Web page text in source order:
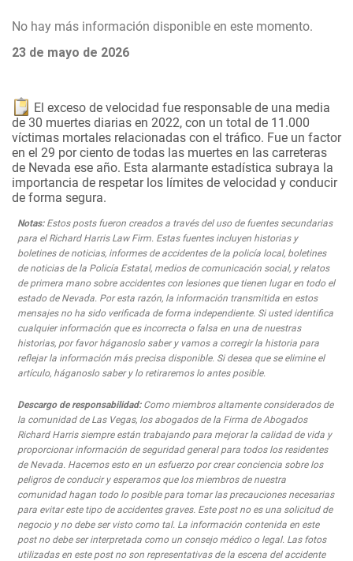
No hay más información disponible en este momento.
23 de mayo de 2026
El exceso de velocidad fue responsable de una media
de 30 muertes diarias en 2022, con un total de 11.000
víctimas mortales relacionadas con el tráfico. Fue un factor
en el 29 por ciento de todas las muertes en las carreteras
de Nevada ese año. Esta alarmante estadística subraya la
importancia de respetar los límites de velocidad y conducir
de forma segura.
Notas:Estos posts fueron creados a través del uso de fuentes secundarias
para el Richard Harris Law Firm. Estas fuentes incluyen historias y
boletines de noticias, informes de accidentes de la policía local, boletines
de noticias de la Policía Estatal, medios de comunicación social, y relatos
de primera mano sobre accidentes con lesiones que tienen lugar en todo el
estado de Nevada. Por esta razón, la información transmitida en estos
mensajes no ha sido verificada de forma independiente. Si usted identifica
cualquier información que es incorrecta o falsa en una de nuestras
historias, por favor háganoslo saber y vamos a corregir la historia para
reflejar la información más precisa disponible. Si desea que se elimine el
artículo, háganoslo saber y lo retiraremos lo antes posible.
Descargo de responsabilidad:Como miembros altamente considerados de
la comunidad de Las Vegas, los abogados de la Firma de Abogados
Richard Harris siempre están trabajando para mejorar la calidad de vida y
proporcionar información de seguridad general para todos los residentes
de Nevada. Hacemos esto en un esfuerzo por crear conciencia sobre los
peligros de conducir y esperamos que los miembros de nuestra
comunidad hagan todo lo posible para tomar las precauciones necesarias
para evitar este tipo de accidentes graves. Este post no es una solicitud de
negocio y no debe ser visto como tal. La información contenida en este
post no debe ser interpretada como un consejo médico o legal. Las fotos
utilizadas en este post no son representativas de la escena del accidente